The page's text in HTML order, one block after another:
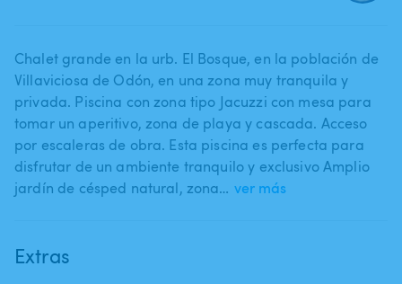
Chalet grande en la urb. El Bosque​,​ en la población de
Villaviciosa de Odón​,​ en una zona muy tranquila y
privada. Piscina con zona tipo Jacuzzi con mesa para
tomar un aperitivo​,​ zona de playa y cascada. Acceso
por escaleras de obra. Esta piscina es perfecta para
disfrutar de un ambiente tranquilo y exclusivo Amplio
jardín de césped natural​,​ zona… ver más
Extras